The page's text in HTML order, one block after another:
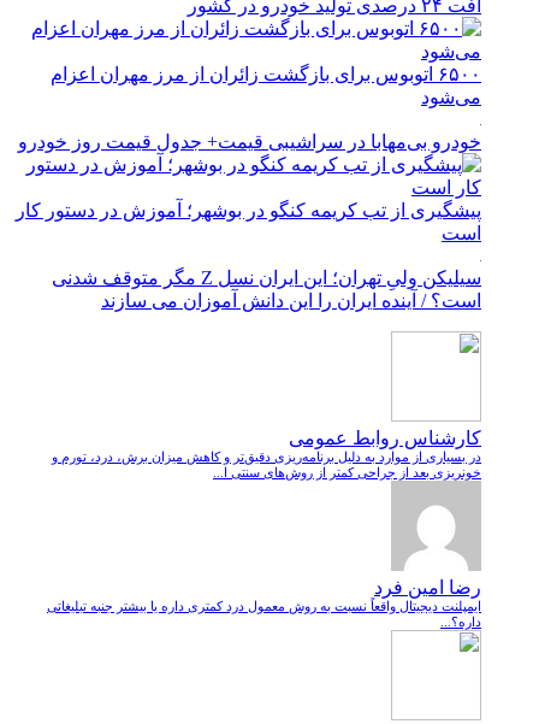
افت ۲۴ درصدی تولید خودرو در کشور
۶۵۰۰ اتوبوس برای بازگشت زائران از مرز مهران اعزام
می‌شود
خودرو بی‌مهابا در سراشیبی قیمت+ جدول قیمت روز خودرو
پیشگیری از تب کریمه کنگو در بوشهر؛ آموزش در دستور کار
است
سیلیکن ولیِ تهران؛ این ایران نسل Z مگر متوقف شدنی
است؟ / آینده ایران را این دانش آموزان می سازند
کارشناس روابط عمومی
در بسیاری از موارد به دلیل برنامه‌ریزی دقیق‌تر و کاهش میزان برش، درد، تورم و
خونریزی بعد از جراحی کمتر از روش‌های سنتی ا...
رضا امین فرد
ایمپلنت دیجیتال واقعاً نسبت به روش معمول درد کمتری داره یا بیشتر جنبه تبلیغاتی
داره؟...